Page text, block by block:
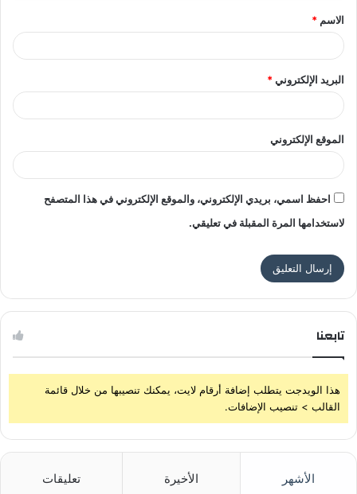
*
الاسم *
البريد الإلكتروني*
الموقع الإلكتروني
احفظ اسمي، بريدي الإلكتروني، والموقع الإلكتروني في هذا المتصفح
لاستخدامها المرة المقبلة في تعليقي.
تابعنا
هذا الويدجت يتطلب إضافة أرقام لايت، يمكنك تنصيبها من خلال قائمة
القالب > تنصيب الإضافات.
الأشهر الأخيرة تعليقات